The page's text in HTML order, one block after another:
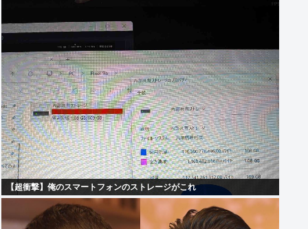
【超衝撃】俺のスマートフォンのストレージがこれ